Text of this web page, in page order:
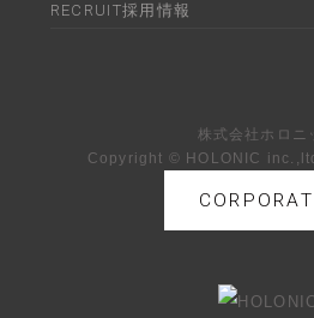
RECRUIT採用情報
株式会社ホロニ
Copyright © HOLONIC